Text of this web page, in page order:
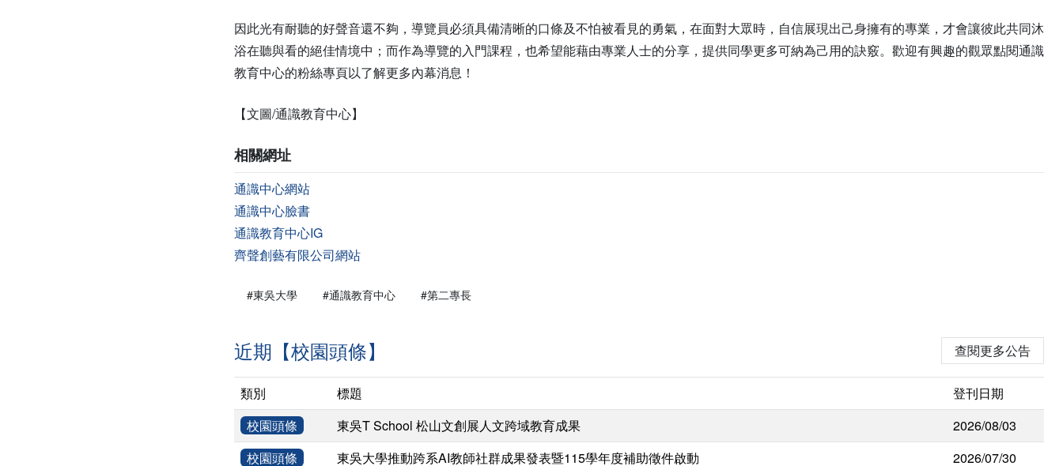
因此光有耐聽的好聲音還不夠，導覽員必須具備清晰的口條及不怕被看見的勇氣，在面對大眾時，自信展現出己身擁有的專業，才會讓彼此共同沐
浴在聽與看的絕佳情境中；而作為導覽的入門課程，也希望能藉由專業人士的分享，提供同學更多可納為己用的訣竅。歡迎有興趣的觀眾點閱通識
教育中心的粉絲專頁以了解更多內幕消息！
【文圖/通識教育中心】
相關網址
通識中心網站
通識中心臉書
通識教育中心IG
齊聲創藝有限公司網站
#東吳大學 #通識教育中心 #第二專長
近期【校園頭條】 查閱更多公告
類別 標題
登刊日期
校園頭條
東吳T School 松山文創展人文跨域教育成果
2026/08/03
校園頭條
東吳大學推動跨系AI教師社群成果發表暨115學年度補助徵件啟動
2026/07/30